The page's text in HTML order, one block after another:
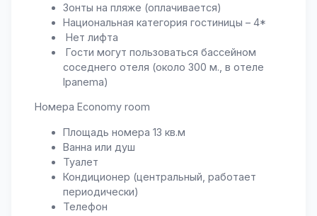
Зонты на пляже (оплачивается)
Национальная категория гостиницы – 4*
Нет лифта
Гости могут пользоваться бассейном
соседнего отеля (около 300 м., в отеле
Ipanema)
Номера Economy room
Площадь номера 13 кв.м
Ванна или душ
Туалет
Кондиционер (центральный, работает
периодически)
Телефон